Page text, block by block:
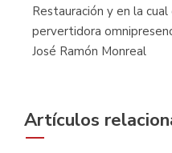
Restauración y en la
pervertidora
José Ramón Monreal
Artículos